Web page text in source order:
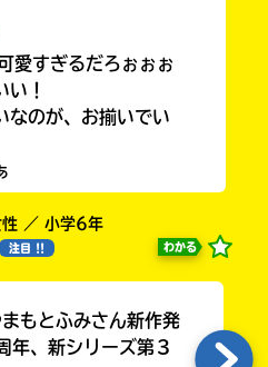
愛すぎるだろぉぉぉ
い！
なのが、お揃いでい
性 ／ 小学6年
注目 !! わかる
まもとふみさん新作発
年、新シリーズ第３